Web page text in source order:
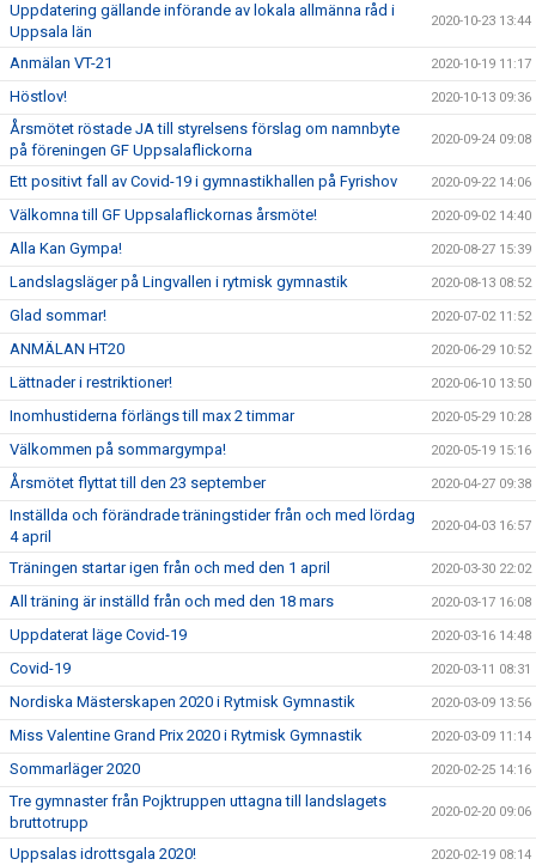
Uppdatering gällande införande av lokala allmänna råd i
Uppsala län
2020-10-23 13:44
Anmälan VT-21 2020-10-19 11:17
Höstlov! 2020-10-13 09:36
Årsmötet röstade JA till styrelsens förslag om namnbyte
på föreningen GF Uppsalaflickorna
2020-09-24 09:08
Ett positivt fall av Covid-19 i gymnastikhallen på Fyrishov 2020-09-22 14:06
Välkomna till GF Uppsalaflickornas årsmöte! 2020-09-02 14:40
Alla Kan Gympa! 2020-08-27 15:39
Landslagsläger på Lingvallen i rytmisk gymnastik 2020-08-13 08:52
Glad sommar! 2020-07-02 11:52
ANMÄLAN HT20 2020-06-29 10:52
Lättnader i restriktioner! 2020-06-10 13:50
Inomhustiderna förlängs till max 2 timmar 2020-05-29 10:28
Välkommen på sommargympa! 2020-05-19 15:16
Årsmötet flyttat till den 23 september 2020-04-27 09:38
Inställda och förändrade träningstider från och med lördag
4 april
2020-04-03 16:57
Träningen startar igen från och med den 1 april 2020-03-30 22:02
All träning är inställd från och med den 18 mars 2020-03-17 16:08
Uppdaterat läge Covid-19 2020-03-16 14:48
Covid-19 2020-03-11 08:31
Nordiska Mästerskapen 2020 i Rytmisk Gymnastik 2020-03-09 13:56
Miss Valentine Grand Prix 2020 i Rytmisk Gymnastik 2020-03-09 11:14
Sommarläger 2020 2020-02-25 14:16
Tre gymnaster från Pojktruppen uttagna till landslagets
bruttotrupp
2020-02-20 09:06
Uppsalas idrottsgala 2020! 2020-02-19 08:14